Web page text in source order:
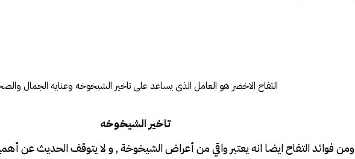
التفاح الاخضر هو العامل الذى يساعد على تاخير الشيخوخه وعنايه الجمال
تاخير الشيخوخه
ومن فوائد التفاح ايضا انه يعتبر واقي من أعراض الشيخوخة , و لا يتوقف الحديث عن